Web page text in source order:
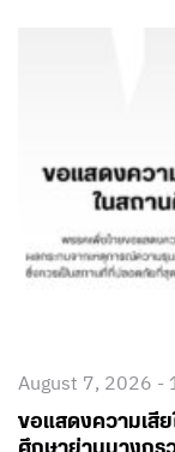
August 7, 2026 -
ขอแสดงความเสี